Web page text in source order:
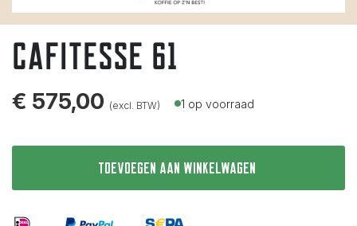
Cafitesse 61
€ 575,00 (excl. BTW) 1 op voorraad
Toevoegen aan winkelwagen